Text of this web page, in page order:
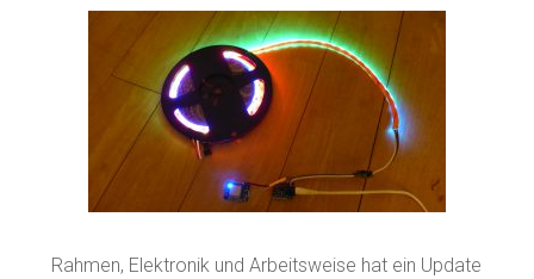
Rahmen, Elektronik und Arbeitsweise hat ein Update